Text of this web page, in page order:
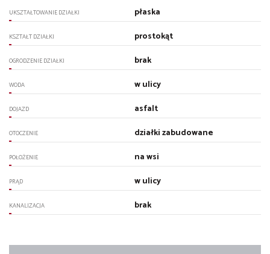
UKSZTAŁTOWANIE DZIAŁKI płaska
KSZTAŁT DZIAŁKI prostokąt
OGRODZENIE DZIAŁKI brak
WODA w ulicy
DOJAZD asfalt
OTOCZENIE działki zabudowane
POŁOŻENIE na wsi
PRĄD w ulicy
KANALIZACJA brak